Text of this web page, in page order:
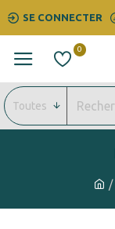
SE CONNECTER
0
Toutes